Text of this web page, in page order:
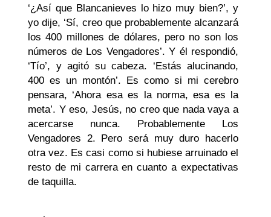
‘¿Así que Blancanieves lo hizo muy bien?’, y
yo dije, ‘Sí, creo que probablemente alcanzará
los 400 millones de dólares, pero no son los
números de Los Vengadores’. Y él respondió,
‘Tío’, y agitó su cabeza. ‘Estás alucinando,
400 es un montón’. Es como si mi cerebro
pensara, ‘Ahora esa es la norma, esa es la
meta’. Y eso, Jesús, no creo que nada vaya a
acercarse nunca. Probablemente Los
Vengadores 2. Pero será muy duro hacerlo
otra vez. Es casi como si hubiese arruinado el
resto de mi carrera en cuanto a expectativas
de taquilla.